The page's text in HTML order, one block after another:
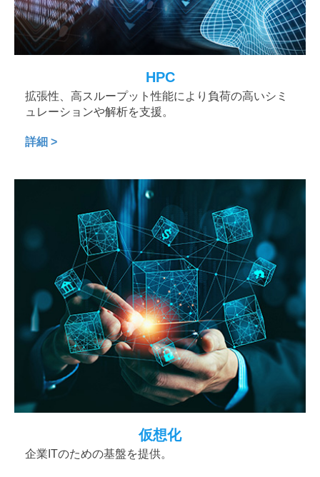
HPC
拡張性、高スループット性能により負荷の高いシミ
ュレーションや解析を支援。
詳細 >
仮想化
企業ITのための基盤を提供。